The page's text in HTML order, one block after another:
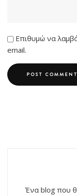
Επιθυμώ να
email.
Ένα blog που